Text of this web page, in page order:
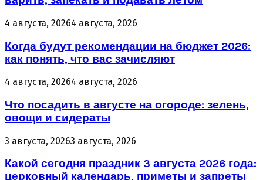
4 августа, 20264 августа, 2026
Когда будут рекомендации на бюджет 2026:
как понять, что вас зачисляют
4 августа, 20264 августа, 2026
Что посадить в августе на огороде: зелень,
овощи и сидераты
3 августа, 20263 августа, 2026
Какой сегодня праздник 3 августа 2026 года:
церковный календарь, приметы и запреты